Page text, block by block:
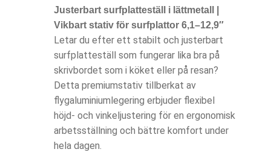
Justerbart surfplatteställ i lättmetall |
Vikbart stativ för surfplattor 6,1–12,9″
Letar du efter ett stabilt och justerbart
surfplatteställ som fungerar lika bra på
skrivbordet som i köket eller på resan?
Detta premiumstativ tillberkat av
flygaluminiumlegering erbjuder flexibel
höjd- och vinkeljustering för en ergonomisk
arbetsställning och bättre komfort under
hela dagen.